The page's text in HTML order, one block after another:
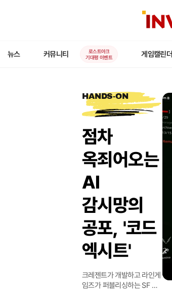
인
뉴스 커뮤니티
로스트아크
기대평 이벤트
게임캘린더
HANDS-ON
점차
옥죄어오는
AI
감시망의
공포, '코드
엑시트'
크레젠트가 개발하고 라인게
임즈가 퍼블리싱하는 SF 호